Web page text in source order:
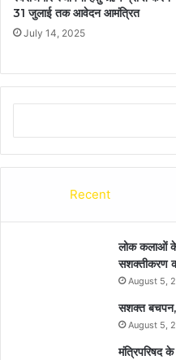
31 जुलाई तक आवेदन आमंत्रित
July 14, 2025
Recent
लोक कलाओं के
सशक्तीकरण
August 5,
सशक्त बचपन,
August 5,
मंत्रिपरिषद के